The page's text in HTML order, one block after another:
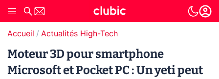
Accueil Actualités High-Tech
Moteur 3D pour smartphone
Microsoft et Pocket PC : Un yeti peut